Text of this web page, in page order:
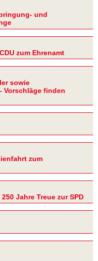
und
zum Ehrenamt
sowie
Vorschläge finden
zum
Jahre Treue zur SPD